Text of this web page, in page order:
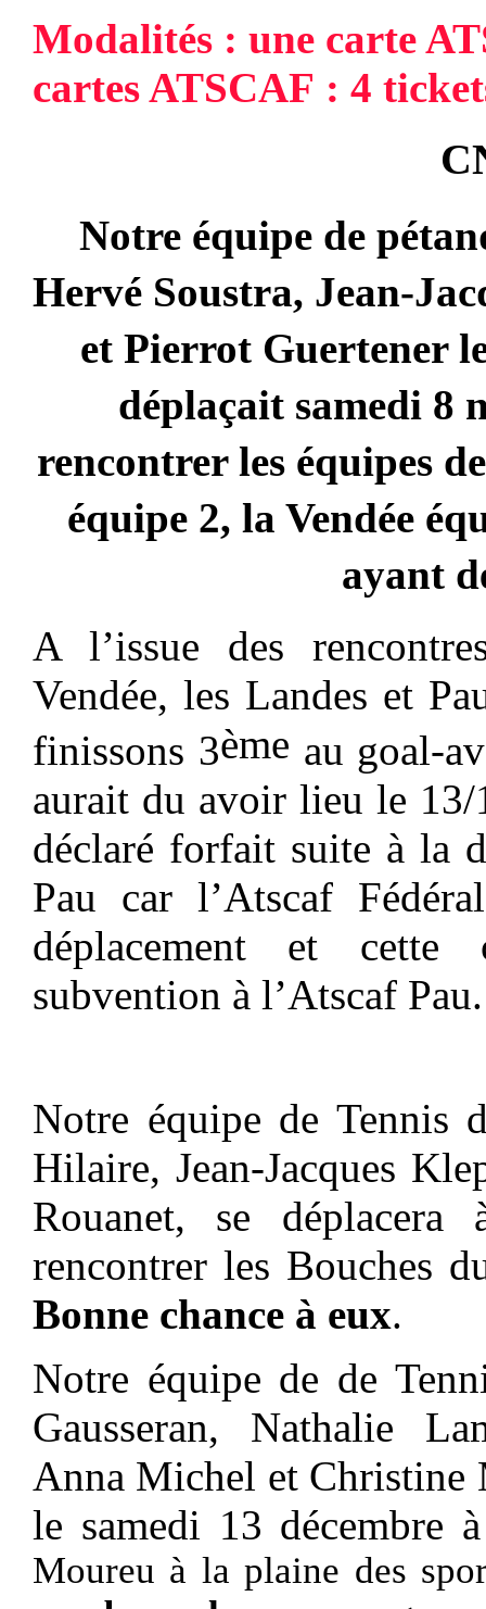
Modalités : une carte
cartes ATSCAF : 4
Notre équipe de
Hervé Soustra, Jean-
et Pierrot Guertener
déplaçait samedi 8
rencontrer les équipes
équipe 2, la Vendée
ayant
A l’issue des rencontre
Vendée, les Landes et
finissons 3ème au goal-
aurait du avoir lieu le
déclaré forfait suite à la
Pau car l’Atscaf F
déplacement et cette
subvention à l’Atscaf Pau.
Notre équipe de Tennis
Hilaire, Jean-Jacques
Rouanet, se déplacera
rencontrer les Bouches
Bonne chance à eux.
Notre équipe de de
Gausseran, Nathalie
Anna Michel et Christine
le samedi 13 décembre
Moureu à la plaine des